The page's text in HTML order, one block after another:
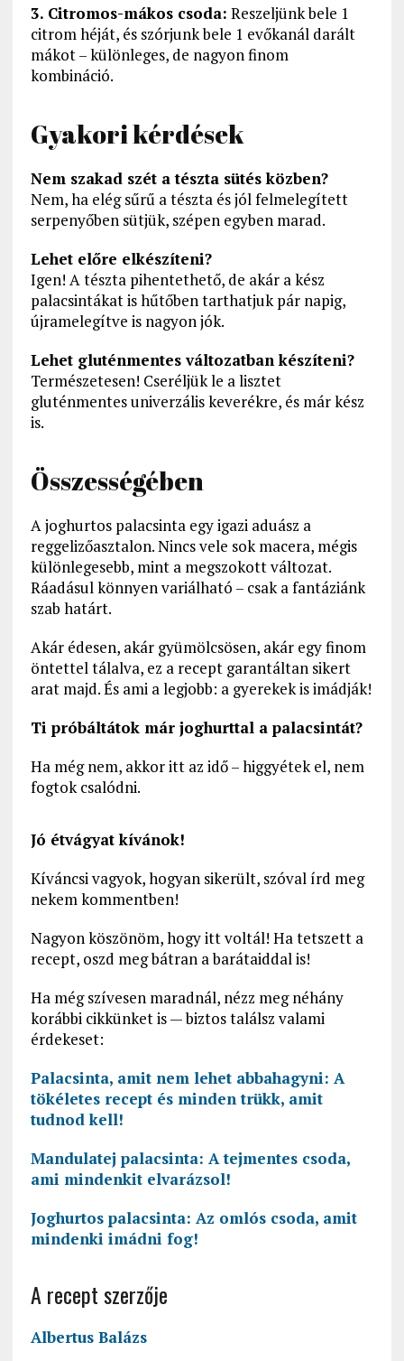
3. Citromos-mákos csoda: Reszeljünk bele 1
citrom héját, és szórjunk bele 1 evőkanál darált
mákot – különleges, de nagyon finom
kombináció.
Gyakori kérdések
Nem szakad szét a tészta sütés közben?
Nem, ha elég sűrű a tészta és jól felmelegített
serpenyőben sütjük, szépen egyben marad.
Lehet előre elkészíteni?
Igen! A tészta pihentethető, de akár a kész
palacsintákat is hűtőben tarthatjuk pár napig,
újramelegítve is nagyon jók.
Lehet gluténmentes változatban készíteni?
Természetesen! Cseréljük le a lisztet
gluténmentes univerzális keverékre, és már kész
is.
Összességében
A joghurtos palacsinta egy igazi aduász a
reggelizőasztalon. Nincs vele sok macera, mégis
különlegesebb, mint a megszokott változat.
Ráadásul könnyen variálható – csak a fantáziánk
szab határt.
Akár édesen, akár gyümölcsösen, akár egy finom
öntettel tálalva, ez a recept garantáltan sikert
arat majd. És ami a legjobb: a gyerekek is imádják!
Ti próbáltátok már joghurttal a palacsintát?
Ha még nem, akkor itt az idő – higgyétek el, nem
fogtok csalódni.
Jó étvágyat kívánok!
Kíváncsi vagyok, hogyan sikerült, szóval írd meg
nekem kommentben!
Nagyon köszönöm, hogy itt voltál! Ha tetszett a
recept, oszd meg bátran a barátaiddal is!
Ha még szívesen maradnál, nézz meg néhány
korábbi cikkünket is — biztos találsz valami
érdekeset:
Palacsinta, amit nem lehet abbahagyni: A
tökéletes recept és minden trükk, amit
tudnod kell!
Mandulatej palacsinta: A tejmentes csoda,
ami mindenkit elvarázsol!
Joghurtos palacsinta: Az omlós csoda, amit
mindenki imádni fog!
A recept szerzője
Albertus Balázs